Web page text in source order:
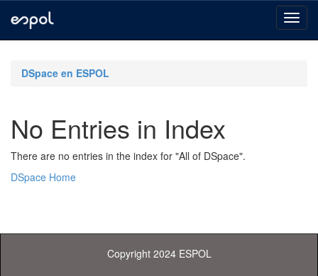
navigationDSpace en ESPOL
No Entries in Index
There are no entries in the index for "All of DSpace".
DSpace Home
Copyright 2024 ESPOL